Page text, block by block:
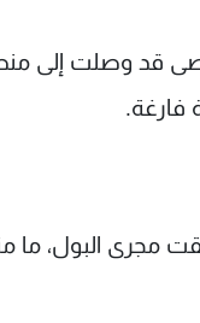
قد وصلت إلى
فارغة.
مجرى البول، ما